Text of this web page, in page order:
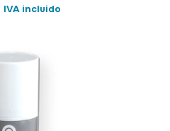
IVA incluido